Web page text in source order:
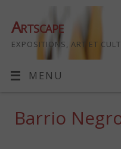
Artscape
EXPOSITIONS, ART ET
MENU
Barrio